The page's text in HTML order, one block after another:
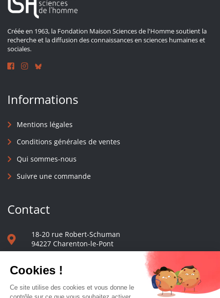
Créée en 1963, la Fondation Maison Sciences de l'Homme soutient la
recherche et la diffusion des connaissances en sciences humaines et
sociales.
Informations
Mentions légales
Conditions générales de ventes
Qui sommes-nous
Suivre une commande
Contact
18-20 rue Robert-Schuman
94227 Charenton-le-Pont